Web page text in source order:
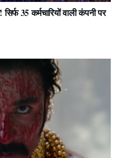
35 कर्मचारियों वाली कंपनी पर